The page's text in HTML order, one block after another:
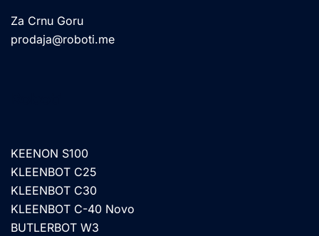
Za Crnu Goru
prodaja@roboti.me
KEENON S100
KLEENBOT C25
KLEENBOT C30
KLEENBOT C-40 Novo
BUTLERBOT W3